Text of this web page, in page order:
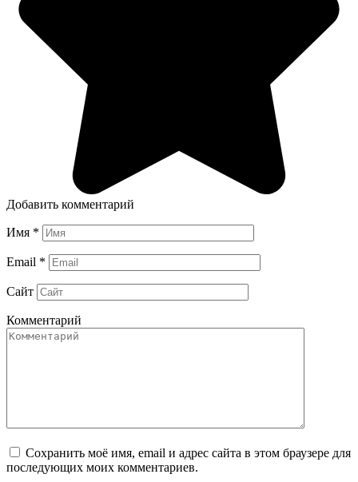
Добавить комментарий
Имя *
Email *
Сайт
Комментарий
Сохранить моё имя, email и адрес сайта в этом браузере для
последующих моих комментариев.